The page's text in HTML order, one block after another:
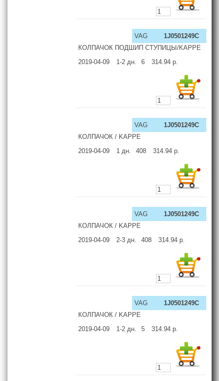
VAG
1J0501249C
КОЛПАЧОК ПОДШИП СТУПИЦЫ/KAPPE
2019-04-09
1-2 дн. 6 314.94 р.
VAG
1J0501249C
КОЛПАЧОК / KAPPE
2019-04-09
1 дн. 408 314.94 р.
VAG
1J0501249C
КОЛПАЧОК / KAPPE
2019-04-09
2-3 дн. 408 314.94 р.
VAG
1J0501249C
КОЛПАЧОК / KAPPE
2019-04-09
1-2 дн. 5 314.94 р.